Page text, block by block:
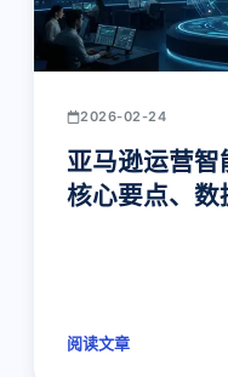
2026-02-24
亚马逊运营
核心要点、数
阅读文章